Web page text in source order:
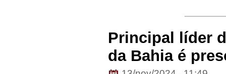
Principal líder
da Bahia é